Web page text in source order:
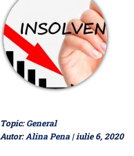
Topic:General
Autor:Alina Pena | iulie 6, 2020